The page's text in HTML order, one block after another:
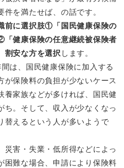
を満たせば、の話です。
前に選択肢①「国民健康保険の
健康保険の任意継続被保険者
割安な方を選択 します。
は、国民健康保険に加入する
が保険料の負担が少ないケース
養家族などが多ければ、国民健
ち。そして、収入が少なくなっ
替えるという人が多いようで
災害・失業・低所得などによっ
困難な場合、申請により保険料